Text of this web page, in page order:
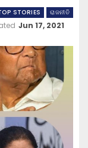
STORIES ରାଜନୀତି
Jun 17, 2021